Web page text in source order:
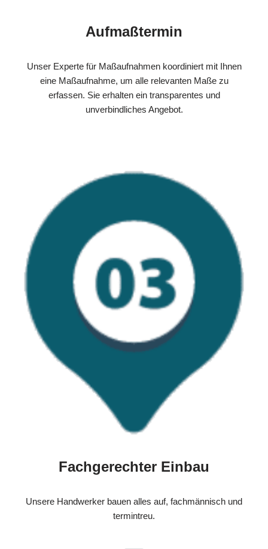
Aufmaßtermin
Unser Experte für Maßaufnahmen koordiniert mit Ihnen
eine Maßaufnahme, um alle relevanten Maße zu
erfassen. Sie erhalten ein transparentes und
unverbindliches Angebot.
Fachgerechter Einbau
Unsere Handwerker bauen alles auf, fachmännisch und
termintreu.